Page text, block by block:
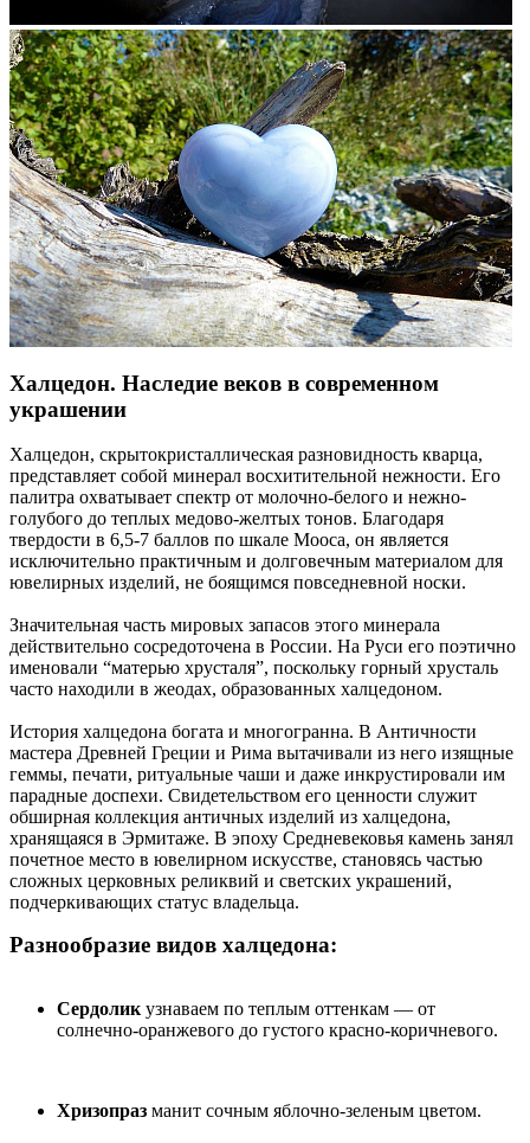
Халцедон. Наследие веков в современном
украшении
Халцедон, скрытокристаллическая разновидность кварца,
представляет собой минерал восхитительной нежности. Его
палитра охватывает спектр от молочно-белого и нежно-
голубого до теплых медово-желтых тонов. Благодаря
твердости в 6,5-7 баллов по шкале Мооса, он является
исключительно практичным и долговечным материалом для
ювелирных изделий, не боящимся повседневной носки.
Значительная часть мировых запасов этого минерала
действительно сосредоточена в России. На Руси его поэтично
именовали “матерью хрусталя”, поскольку горный хрусталь
часто находили в жеодах, образованных халцедоном.
История халцедона богата и многогранна. В Античности
мастера Древней Греции и Рима вытачивали из него изящные
геммы, печати, ритуальные чаши и даже инкрустировали им
парадные доспехи. Свидетельством его ценности служит
обширная коллекция античных изделий из халцедона,
хранящаяся в Эрмитаже. В эпоху Средневековья камень занял
почетное место в ювелирном искусстве, становясь частью
сложных церковных реликвий и светских украшений,
подчеркивающих статус владельца.
Разнообразие видов халцедона:
Сердолик узнаваем по теплым оттенкам — от
солнечно-оранжевого до густого красно-коричневого.
Хризопраз манит сочным яблочно-зеленым цветом.